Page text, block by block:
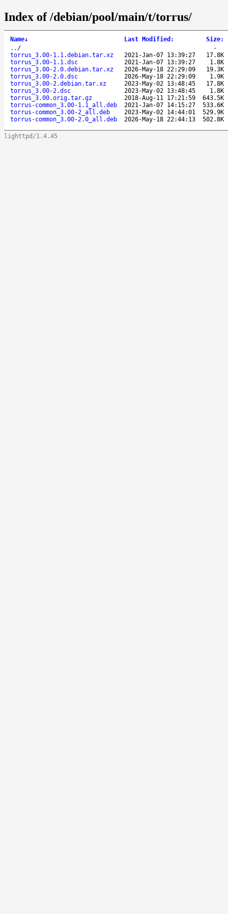
Index of /debian/pool/main/t/torrus/
Name↓ Last Modified : Size:
.. /
-
torrus_3.00-1.1.debian.tar.xz
2021-Jan-07 13:39:27
17.8K
torrus_3.00-1.1.dsc
2021-Jan-07 13:39:27
1.8K
torrus_3.00-2.0.debian.tar.xz
2026-May-18 22:29:09
19.3K
torrus_3.00-2.0.dsc
2026-May-18 22:29:09
1.9K
torrus_3.00-2.debian.tar.xz
2023-May-02 13:48:45
17.8K
torrus_3.00-2.dsc
2023-May-02 13:48:45
1.8K
torrus_3.00.orig.tar.gz
2018-Aug-11 17:21:59
643.5K
torrus-common_3.00-1.1_all.deb
2021-Jan-07 14:15:27
533.6K
torrus-common_3.00-2_all.deb
2023-May-02 14:44:01
529.9K
torrus-common_3.00-2.0_all.deb
2026-May-18 22:44:13 502.8K
lighttpd/1.4.45